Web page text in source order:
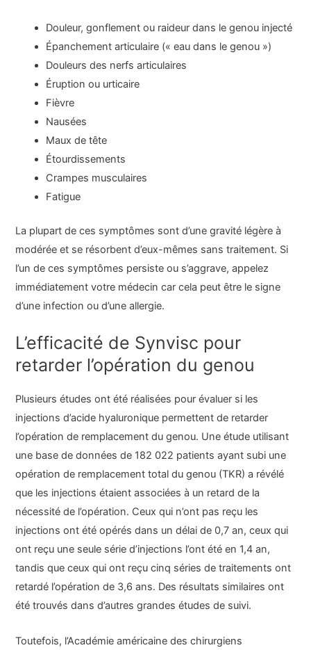
Douleur, gonflement ou raideur dans le genou injecté
Épanchement articulaire (« eau dans le genou »)
Douleurs des nerfs articulaires
Éruption ou urticaire
Fièvre
Nausées
Maux de tête
Étourdissements
Crampes musculaires
Fatigue
La plupart de ces symptômes sont d’une gravité légère à
modérée et se résorbent d’eux-mêmes sans traitement. Si
l’un de ces symptômes persiste ou s’aggrave, appelez
immédiatement votre médecin car cela peut être le signe
d’une infection ou d’une allergie.
L’efficacité de Synvisc pour
retarder l’opération du genou
Plusieurs études ont été réalisées pour évaluer si les
injections d’acide hyaluronique permettent de retarder
l’opération de remplacement du genou. Une étude utilisant
une base de données de 182 022 patients ayant subi une
opération de remplacement total du genou (TKR) a révélé
que les injections étaient associées à un retard de la
nécessité de l’opération. Ceux qui n’ont pas reçu les
injections ont été opérés dans un délai de 0,7 an, ceux qui
ont reçu une seule série d’injections l’ont été en 1,4 an,
tandis que ceux qui ont reçu cinq séries de traitements ont
retardé l’opération de 3,6 ans. Des résultats similaires ont
été trouvés dans d’autres grandes études de suivi.
Toutefois, l’Académie américaine des chirurgiens